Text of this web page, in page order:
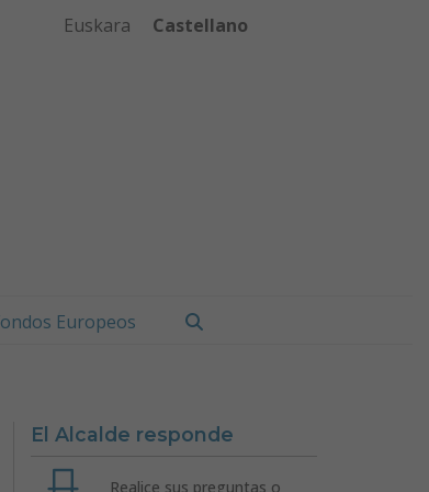
Euskara Castellano
Europeos
El Alcalde responde
Realice sus preguntas o